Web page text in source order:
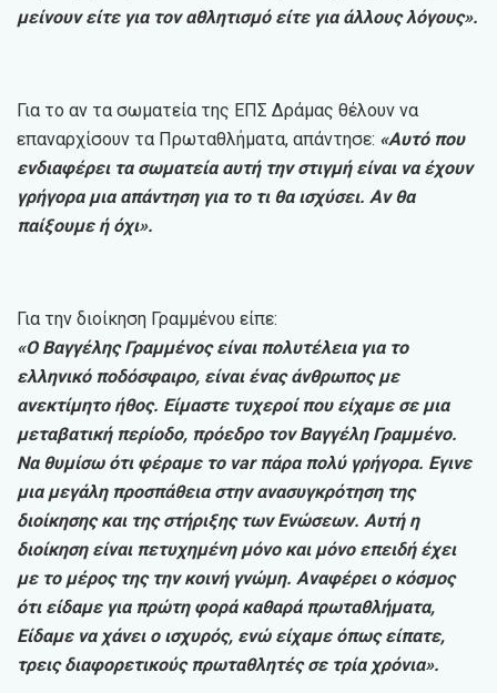
μείνουν είτε για τον αθλητισμό είτε για άλλους λόγους».
Για το αν τα σωματεία της ΕΠΣ Δράμας θέλουν να
επαναρχίσουν τα Πρωταθλήματα, απάντησε: «Αυτό που
ενδιαφέρει τα σωματεία αυτή την στιγμή είναι να έχουν
γρήγορα μια απάντηση για το τι θα ισχύσει. Αν θα
παίξουμε ή όχι».
Για την διοίκηση Γραμμένου είπε:
«Ο Βαγγέλης Γραμμένος είναι πολυτέλεια για το
ελληνικό ποδόσφαιρο, είναι ένας άνθρωπος με
ανεκτίμητο ήθος. Είμαστε τυχεροί που είχαμε σε μια
μεταβατική περίοδο, πρόεδρο τον Βαγγέλη Γραμμένο.
Να θυμίσω ότι φέραμε το var πάρα πολύ γρήγορα. Εγινε
μια μεγάλη προσπάθεια στην ανασυγκρότηση της
διοίκησης και της στήριξης των Ενώσεων. Αυτή η
διοίκηση είναι πετυχημένη μόνο και μόνο επειδή έχει
με το μέρος της την κοινή γνώμη. Αναφέρει ο κόσμος
ότι είδαμε για πρώτη φορά καθαρά πρωταθλήματα,
Είδαμε να χάνει ο ισχυρός, ενώ είχαμε όπως είπατε,
τρεις διαφορετικούς πρωταθλητές σε τρία χρόνια».